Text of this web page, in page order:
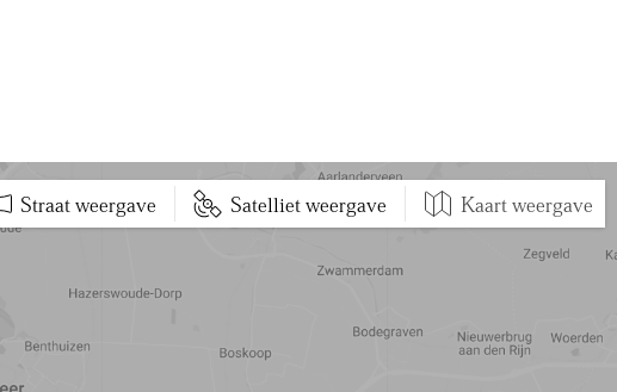
Straat weergave Satelliet weergave Kaart weergave